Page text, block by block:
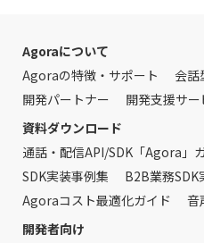
Agoraについて
Agoraの特徴・サポート
会話
開発パートナー
開発支援サー
資料ダウンロード
通話・配信API/SDK「Agora」
SDK実装事例集
B2B業務SDK
Agoraコスト最適化ガイド
音
開発者向け